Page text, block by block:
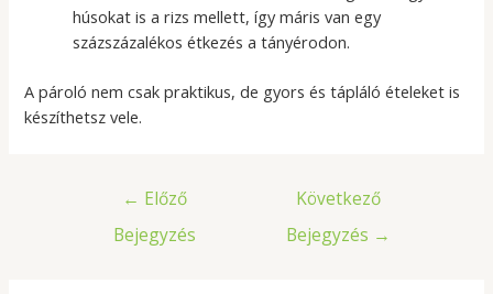
húsokat is a rizs mellett, így máris van egy
százszázalékos étkezés a tányérodon.
A pároló nem csak praktikus, de gyors és tápláló ételeket is
készíthetsz vele.
← Előző
Bejegyzés
Következő
Bejegyzés →